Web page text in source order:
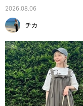
2026.08.06
チカ